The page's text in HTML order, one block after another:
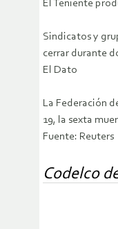
El Teniente
Sindicatos y
cerrar durante
El Dato
La Federación
19, la sexta
Fuente: Reuters
Codelco